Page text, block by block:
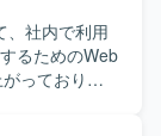
課題に向き合
で計画を遂
ステムへの
、社内で利用
るためのWeb
っており、